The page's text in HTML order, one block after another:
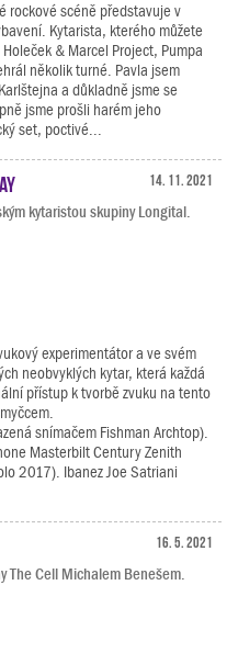
rockové scéně představuje v
Kytarista, kterého můžete
& Marcel Project, Pumpa
několik turné. Pavla jsem
a důkladně jsme se
jsme prošli harém jeho
set, poctivé...
14. 11. 2021
kytaristou skupiny Longital.
experimentátor a ve svém
neobvyklých kytar, která každá
přístup k tvorbě zvuku na tento
snímačem Fishman Archtop).
Masterbilt Century Zenith
2017). Ibanez Joe Satriani
16. 5. 2021
The Cell Michalem Benešem.